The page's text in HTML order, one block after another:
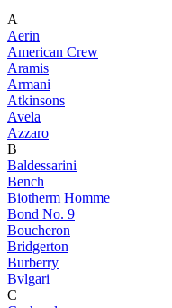
A
Aerin
American Crew
Aramis
Armani
Atkinsons
Avela
Azzaro
B
Baldessarini
Bench
Biotherm Homme
Bond No. 9
Boucheron
Bridgerton
Burberry
Bvlgari
C